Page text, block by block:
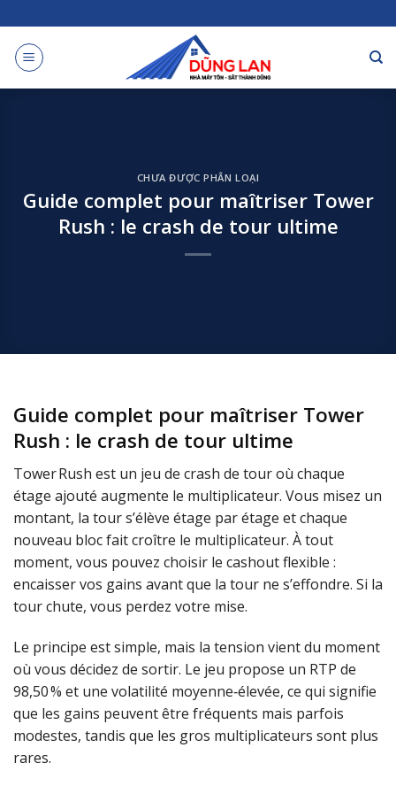
to
content
CHƯA ĐƯỢC PHÂN LOẠI
Guide complet pour maîtriser Tower
Rush : le crash de tour ultime
Guide complet pour maîtriser Tower
Rush : le crash de tour ultime
Tower Rush est un jeu de crash de tour où chaque
étage ajouté augmente le multiplicateur. Vous misez un
montant, la tour s’élève étage par étage et chaque
nouveau bloc fait croître le multiplicateur. À tout
moment, vous pouvez choisir le cashout flexible :
encaisser vos gains avant que la tour ne s’effondre. Si la
tour chute, vous perdez votre mise.
Le principe est simple, mais la tension vient du moment
où vous décidez de sortir. Le jeu propose un RTP de
98,50 % et une volatilité moyenne‑élevée, ce qui signifie
que les gains peuvent être fréquents mais parfois
modestes, tandis que les gros multiplicateurs sont plus
rares.